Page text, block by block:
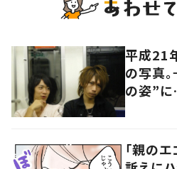
平成21
の写真
の姿”に…
ね！」
「親の